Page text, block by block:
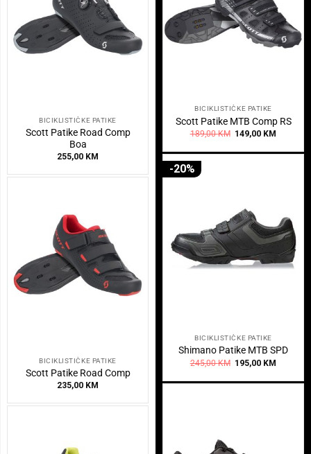
BICIKLISTIČKE PATIKE
Scott Patike Road Comp
Boa
255,00 KM
BICIKLISTIČKE PATIKE
Scott Patike Road Comp
235,00 KM
BICIKLISTIČKE PATIKE
Scott Patike MTB Comp RS
189,00KM Original
was:
149,00 KM
is:
-20%
BICIKLISTIČKE PATIKE
Shimano Patike MTB SPD
245,00KM Original
price
was:
245,00 KM.
195,00 KM
is:
195,00